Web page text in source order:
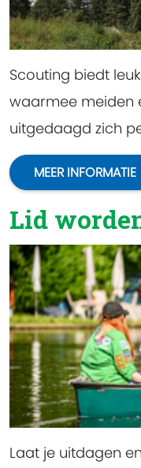
Scouting biedt
waarmee meiden
uitgedaagd zich
MEER INFORMATIE
Lid
Laat je uitdagen